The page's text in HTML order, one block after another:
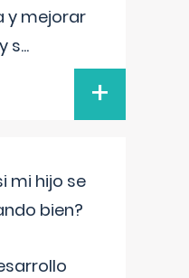
y mejorar
s...
+
mi hijo se
bien?